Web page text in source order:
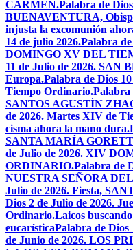
CARMEN.Palabra de
BUENAVENTURA,
injusta la excomunión
14 de julio 2026.Palabra
DOMINGO XV DEL
11 de Julio de 2026. SAN
Europa.Palabra de Dios
Tiempo Ordinario.Palabra
SANTOS AGUSTÍN
de 2026. Martes XIV de
cisma ahora la mano dura.
SANTA MARÍA
de Julio de 2026. XIV
ORDINARIO.Palabra de
NUESTRA SEÑORA
Julio de 2026. Fiesta,
Dios 2 de Julio de 2026.
Ordinario.Laicos
eucarísticaPalabra de Dios
de Junio de 2026. LOS